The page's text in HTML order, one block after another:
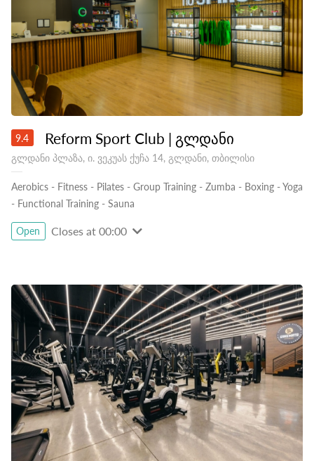
9.4 Reform Sport Club | გლდანი
გლდანი პლაზა, ი. ვეკუას ქუჩა 14, გლდანი, თბილისი
Aerobics - Fitness - Pilates - Group Training - Zumba - Boxing -Yoga
- Functional Training - Sauna
Open Closes at 00:00